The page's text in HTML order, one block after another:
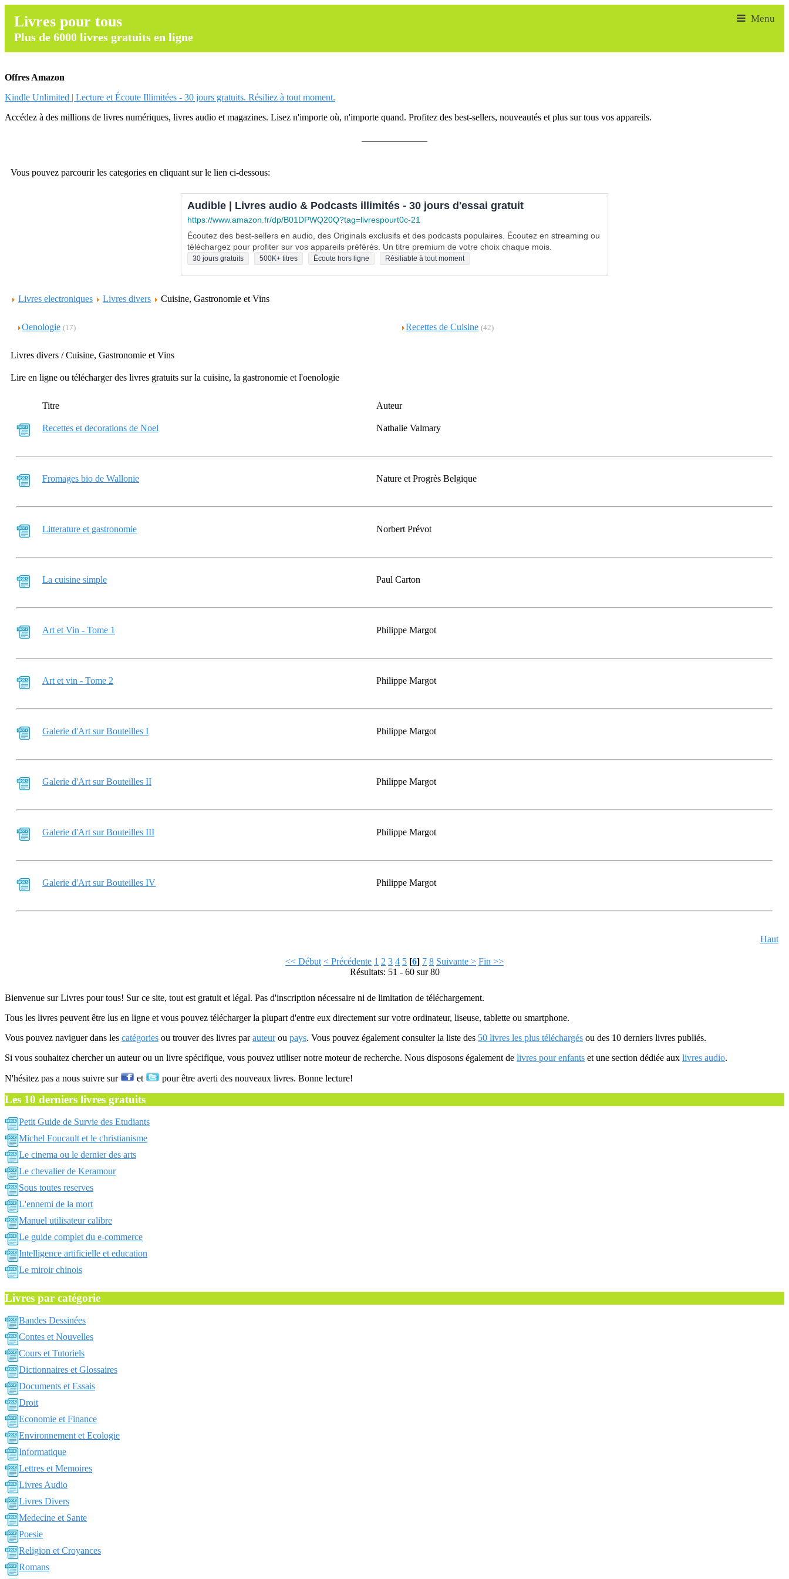
Livres pour tous
Plus de 6000 livres gratuits en ligne
Offres Amazon
Kindle Unlimited | Lecture et Écoute Illimitées - 30 jours gratuits. Résiliez à tout moment.
Accédez à des millions de livres numériques, livres audio et magazines. Lisez n'importe où, n'importe quand. Profitez des best-sellers, nouveautés et plus sur tous vos appareils.
Vous pouvez parcourir les categories en cliquant sur le lien ci-dessous:
Audible | Livres audio & Podcasts illimités - 30 jours d'essai gratuit
https://www.amazon.fr/dp/B01DPWQ20Q?tag=livrespourt0c-21
Écoutez des best-sellers en audio, des Originals exclusifs et des podcasts populaires. Écoutez en streaming ou
téléchargez pour profiter sur vos appareils préférés. Un titre premium de votre choix chaque mois.
30 jours gratuits 500K+ titres Écoute hors ligne Résiliable à tout moment
Livres electroniques Livres divers Cuisine, Gastronomie et Vins
Oenologie (17) Recettes de Cuisine (42)
Livres divers / Cuisine, Gastronomie et Vins
Lire en ligne ou télécharger des livres gratuits sur la cuisine, la gastronomie et l'oenologie
Titre Auteur
Recettes et decorations de Noel Nathalie Valmary
Fromages bio de Wallonie Nature et Progrès Belgique
Litterature et gastronomie Norbert Prévot
La cuisine simple Paul Carton
Art et Vin - Tome 1 Philippe Margot
Art et vin - Tome 2 Philippe Margot
Galerie d'Art sur Bouteilles I Philippe Margot
Galerie d'Art sur Bouteilles II Philippe Margot
Galerie d'Art sur Bouteilles III Philippe Margot
Galerie d'Art sur Bouteilles IV Philippe Margot
Haut
<< Début < Précédente 1 2 3 4 5 [6] 7 8 Suivante > Fin >>
Résultats: 51 - 60 sur 80
Bienvenue sur Livres pour tous! Sur ce site, tout est gratuit et légal. Pas d'inscription nécessaire ni de limitation de téléchargement.
Tous les livres peuvent être lus en ligne et vous pouvez télécharger la plupart d'entre eux directement sur votre ordinateur, liseuse, tablette ou smartphone.
Vous pouvez naviguer dans les catégories ou trouver des livres parauteurou pays. Vous pouvez également consulter la liste des 50 livres les plus téléchargés ou des 10 derniers livres publiés.
Si vous souhaitez chercher un auteur ou un livre spécifique, vous pouvez utiliser notre moteur de recherche. Nous disposons également de livres pour enfants et une section dédiée aux livres audio.
N'hésitez pas a nous suivre sur et pour être averti des nouveaux livres. Bonne lecture!
Les 10 derniers livres gratuits
Petit Guide de Survie des Etudiants
Michel Foucault et le christianisme
Le cinema ou le dernier des arts
Le chevalier de Keramour
Sous toutes reserves
L'ennemi de la mort
Manuel utilisateur calibre
Le guide complet du e-commerce
Intelligence artificielle et education
Le miroir chinois
Livres par catégorie
Bandes Dessinées
Contes et Nouvelles
Cours et Tutoriels
Dictionnaires et Glossaires
Documents et Essais
Droit
Economie et Finance
Environnement et Ecologie
Informatique
Lettres et Memoires
Livres Audio
Livres Divers
Medecine et Sante
Poesie
Religion et Croyances
Romans